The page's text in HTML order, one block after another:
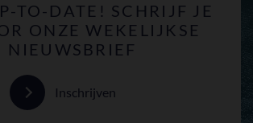
TO-DATE! SCHRIJF JE
ONZE WEKELIJKSE
NIEUWSBRIEF
Inschrijven